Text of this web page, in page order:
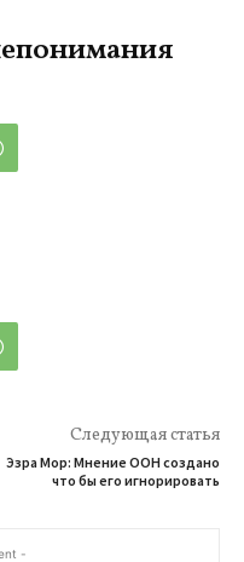
Следующая статья
Эзра Мор: Мнение ООН создано
что бы его игнорировать
-